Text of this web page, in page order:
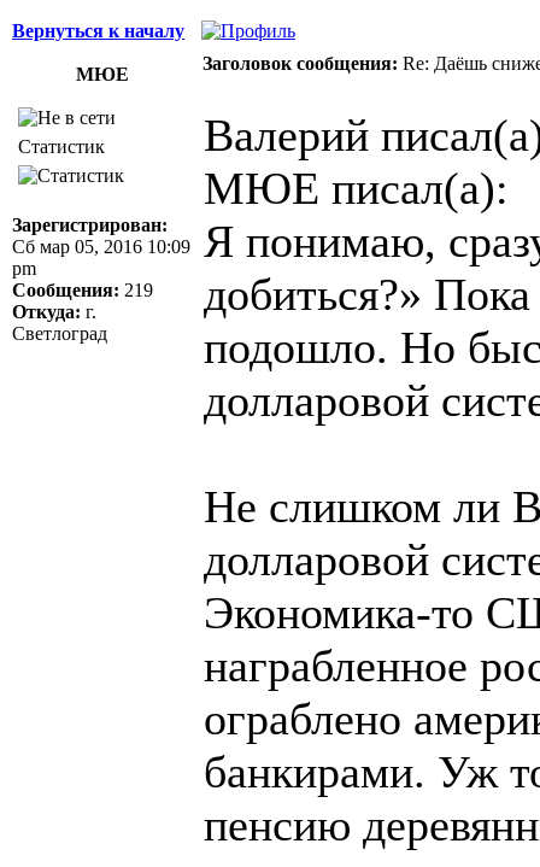
Вернуться к началу
МЮЕ
Заголовок сообщения: Re: Даёшь
Статистик
Зарегистрирован:
Сб мар 05, 2016 10:09
pm
Сообщения: 219
Откуда: г.
Светлоград
Валерий
МЮЕ писал(а):
Я понимаю,
добиться?»
подошло. Но
долларовой
Не слишком ли
долларовой
Экономика-то
награбленное
ограблено
банкирами. Уж
пенсию